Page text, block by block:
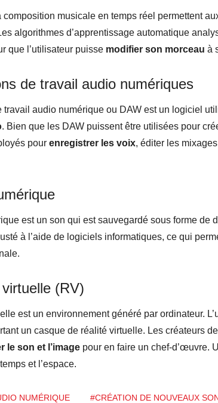
composition musicale en temps réel permettent
algorithmes d’apprentissage automatique
que l’utilisateur puisse modifier son morceau à
de travail audio numériques
travail audio numérique ou DAW est un logiciel
. Bien que les DAW puissent être utilisées pour
pour enregistrer les voix, éditer les
est un son qui est sauvegardé sous forme de
à l’aide de logiciels informatiques, ce qui
(RV)
est un environnement généré par ordinateur.
un casque de réalité virtuelle. Les créateurs
r le son et l’image pour en faire un chef-d’œuvre.
et l’espace.
NUMÉRIQUE #CRÉATION DE NOUVEAUX